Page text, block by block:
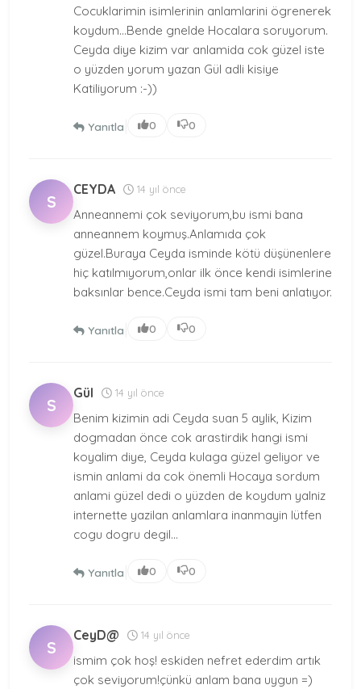
Cocuklarimin isimlerinin anlamlarini ögrenerek
koydum...Bende gnelde Hocalara soruyorum.
Ceyda diye kizim var anlamida cok güzel iste
o yüzden yorum yazan Gül adli kisiye
Katiliyorum :-))
Yanıtla 0 0
S
CEYDA 14 yıl önce
Anneannemi çok seviyorum,bu ismi bana
anneannem koymuş.Anlamıda çok
güzel.Buraya Ceyda isminde kötü düşünenlere
hiç katılmıyorum,onlar ilk önce kendi isimlerine
baksınlar bence.Ceyda ismi tam beni anlatıyor.
Yanıtla 0 0
S
Gül 14 yıl önce
Benim kizimin adi Ceyda suan 5 aylik, Kizim
dogmadan önce cok arastirdik hangi ismi
koyalim diye, Ceyda kulaga güzel geliyor ve
ismin anlami da cok önemli Hocaya sordum
anlami güzel dedi o yüzden de koydum yalniz
internette yazilan anlamlara inanmayin lütfen
cogu dogru degil...
Yanıtla 0 0
S
CeyD@ 14 yıl önce
ismim çok hoş! eskiden nefret ederdim artık
çok seviyorum!çünkü anlam bana uygun =)